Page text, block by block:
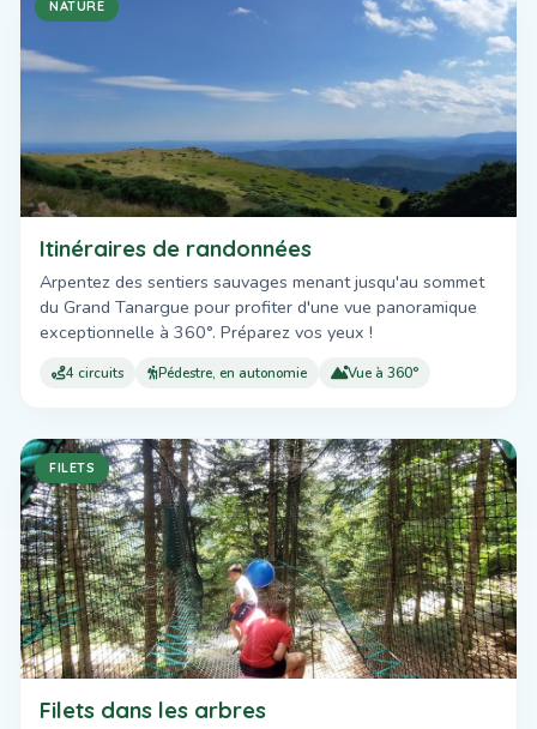
NATURE
Itinéraires de randonnées
Arpentez des sentiers sauvages menant jusqu'au sommet
du Grand Tanargue pour profiter d'une vue panoramique
exceptionnelle à 360°. Préparez vos yeux !
4 circuits Pédestre, en autonomie Vue à 360°
FILETS
Filets dans les arbres